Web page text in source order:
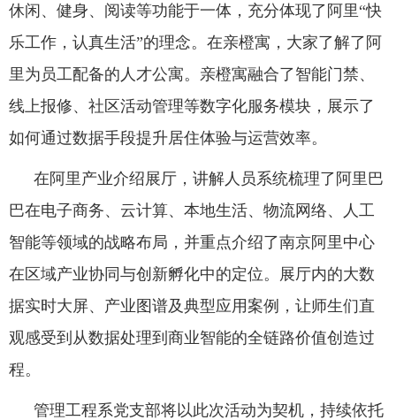
休闲、健身、阅读等功能于一体， 充分体现了阿里“快
乐工作，认真生活”的理念。在亲橙寓，大家了解了阿
里为员工配备的人才公寓。亲橙寓融合了智能门禁、
线上报修、社区活动管理等数字化服务模块，展示了
如何通过数据手段提升居住体验与运营效率。
在阿里产业介绍展厅 ， 讲解人员系统梳理了阿里巴
巴在电子商务、云计算、本地生活、物流网络、人工
智能等领域的战略布局，并重点介绍了南京阿里中心
在区域产业协同与创新孵化中的定位。展厅内的大数
据实时大屏、产业图谱及典型应用案例，让师生们直
观感受到 从数据处理到商业智能的全链路价值创造过
程。
管理工程系党支部将以此次活动为契机，持续依托